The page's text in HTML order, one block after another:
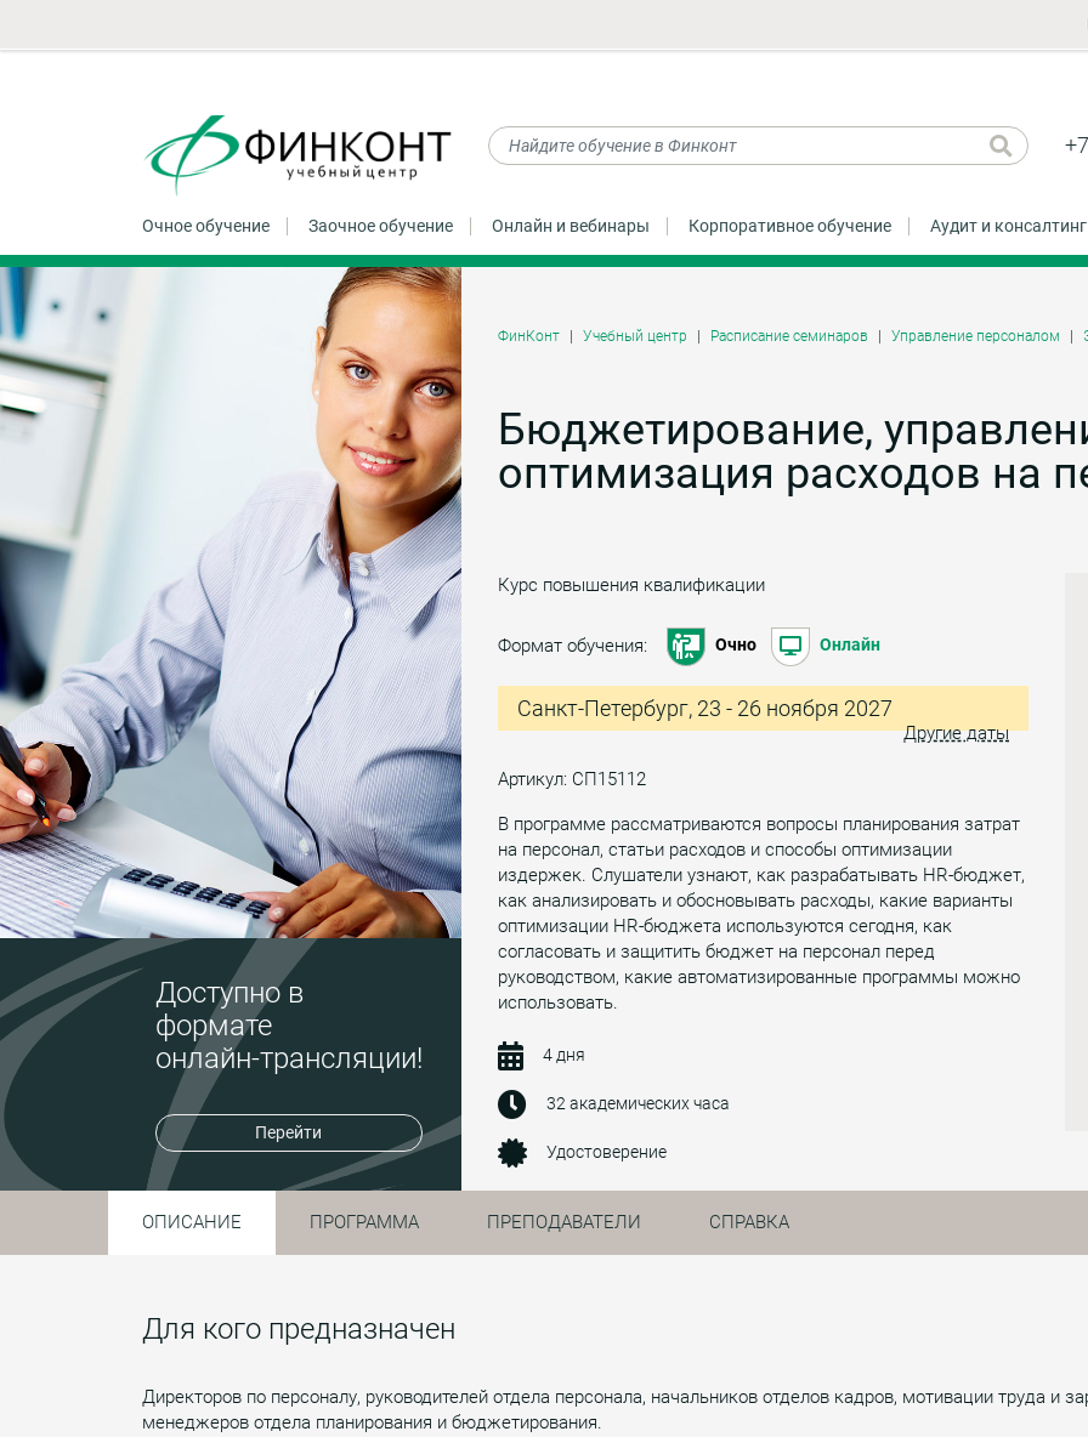
Очное обучение Заочное обучение Онлайн и вебинары Корпоративное обучение Аудит и консалтинг
Доступно в
формате
онлайн-трансляции!
Перейти
ФинКонт Учебный центр Расписание семинаров Управление персоналом
Бюджетирование,
оптимизация расходов на
Курс повышения квалификации
Формат обучения: Очно Онлайн
Санкт-Петербург, 23 - 26 ноября 2027
Другие даты
Артикул: СП15112
В программе рассматриваются вопросы планирования затрат
на персонал, статьи расходов и способы оптимизации
издержек. Слушатели узнают, как разрабатывать HR-бюджет,
как анализировать и обосновывать расходы, какие варианты
оптимизации HR-бюджета используются сегодня, как
согласовать и защитить бюджет на персонал перед
руководством, какие автоматизированные программы можно
использовать.
4 дня
32 академических часа
Удостоверение
ОПИСАНИЕ ПРОГРАММА ПРЕПОДАВАТЕЛИ СПРАВКА
Для кого предназначен
Директоров по персоналу, руководителей отдела персонала, начальников отделов кадров, мотивации труда и
менеджеров отдела планирования и бюджетирования.